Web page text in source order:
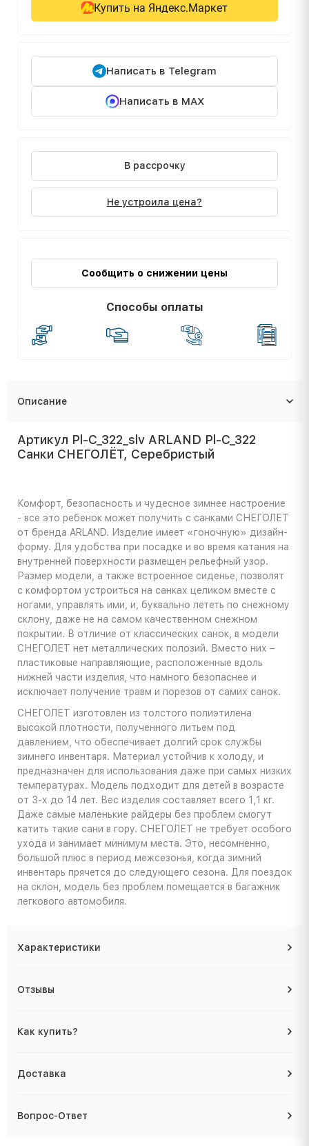
Купить на Яндекс.Маркет
Написать в Telegram
Написать в MAX
В рассрочку
Не устроила цена?
Сообщить о снижении цены
Способы оплаты
Описание
Артикул Pl-C_322_slv ARLAND Pl-C_322
Санки СНЕГОЛЁТ, Серебристый
Комфорт, безопасность и чудесное зимнее настроение
- все это ребенок может получить с санками СНЕГОЛЕТ
от бренда ARLAND. Изделие имеет «гоночную» дизайн-
форму. Для удобства при посадке и во время катания на
внутренней поверхности размещен рельефный узор.
Размер модели, а также встроенное сиденье, позволят
с комфортом устроиться на санках целиком вместе с
ногами, управлять ими, и, буквально лететь по снежному
склону, даже не на самом качественном снежном
покрытии. В отличие от классических санок, в модели
СНЕГОЛЕТ нет металлических полозий. Вместо них –
пластиковые направляющие, расположенные вдоль
нижней части изделия, что намного безопаснее и
исключает получение травм и порезов от самих санок.
СНЕГОЛЕТ изготовлен из толстого полиэтилена
высокой плотности, полученного литьем под
давлением, что обеспечивает долгий срок службы
зимнего инвентаря. Материал устойчив к холоду, и
предназначен для использования даже при самых низких
температурах. Модель подходит для детей в возрасте
от 3-х до 14 лет. Вес изделия составляет всего 1,1 кг.
Даже самые маленькие райдеры без проблем смогут
катить такие сани в гору. СНЕГОЛЕТ не требует особого
ухода и занимает минимум места. Это, несомненно,
большой плюс в период межсезонья, когда зимний
инвентарь прячется до следующего сезона. Для поездок
на склон, модель без проблем помещается в багажник
легкового автомобиля.
Характеристики
Отзывы
Как купить?
Доставка
Вопрос-Ответ